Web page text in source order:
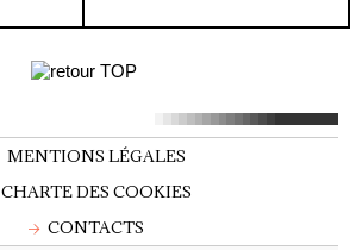
MENTIONS LÉGALES
CHARTE DES COOKIES
CONTACTS